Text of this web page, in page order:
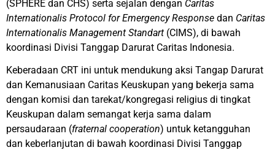
(SPHERE dan CHS) serta sejalan dengan Caritas
Internationalis Protocol for Emergency Response dan Caritas
Internationalis Management Standart (CIMS), di bawah
koordinasi Divisi Tanggap Darurat Caritas Indonesia.
Keberadaan CRT ini untuk mendukung aksi Tangap Darurat
dan Kemanusiaan Caritas Keuskupan yang bekerja sama
dengan komisi dan tarekat/kongregasi religius di tingkat
Keuskupan dalam semangat kerja sama dalam
persaudaraan (fraternal cooperation) untuk ketangguhan
dan keberlanjutan di bawah koordinasi Divisi Tanggap